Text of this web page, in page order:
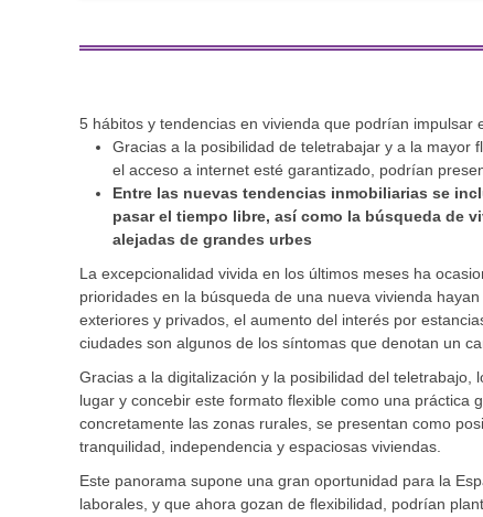
5 hábitos y tendencias en vivienda que podrían impulsar
Gracias a la posibilidad de teletrabajar y a la mayor
el acceso a internet esté garantizado, podrían
Entre las nuevas tendencias inmobiliarias se
pasar el tiempo libre, así como la búsqueda de
alejadas de grandes urbes
La excepcionalidad vivida en los últimos meses ha
prioridades en la búsqueda de una nueva vivienda
exteriores y privados, el aumento del interés por
ciudades son algunos de los síntomas que denotan un
Gracias a la digitalización y la posibilidad del
lugar y concebir este formato flexible como una práctica
concretamente las zonas rurales, se presentan como
tranquilidad, independencia y espaciosas viviendas.
Este panorama supone una gran oportunidad para la
laborales, y que ahora gozan de flexibilidad, podrían